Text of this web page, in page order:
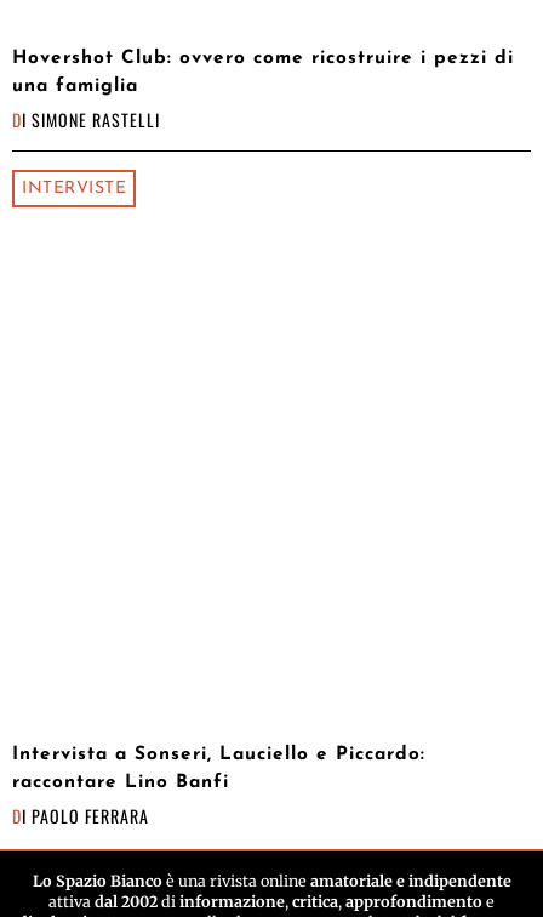
Hovershot Club: ovvero come ricostruire i pezzi di
una famiglia
DI SIMONE RASTELLI
INTERVISTE
Intervista a Sonseri, Lauciello e Piccardo:
raccontare Lino Banfi
DI PAOLO FERRARA
Lo Spazio Biancoè una rivista online amatoriale e indipendente
attiva dal 2002 di informazione, critica, approfondimento e